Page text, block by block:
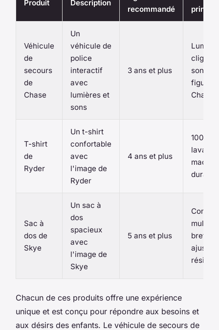
Produit Description
recommandé
Véhicule
de
secours
de
Chase
Un
véhicule de
police
interactif
avec
lumières et
sons
3 ans et plus
sons
Chase
T-shirt
de
Ryder
Un t-shirt
confortable
avec
l'image de
Ryder
4 ans et plus
100%
lavage
durable
Sac à
dos de
Skye
Un sac à
dos
spacieux
avec
l'image de
Skye
5 ans et plus
Chacun de ces produits offre une expérience
unique et est conçu pour répondre aux besoins et
aux désirs des enfants. Le véhicule de secours de